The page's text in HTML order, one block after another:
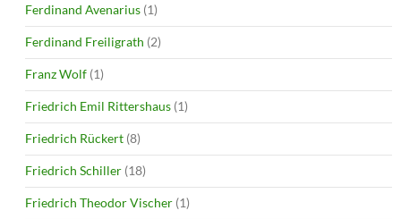
Ferdinand Avenarius (1)
Ferdinand Freiligrath (2)
Franz Wolf (1)
Friedrich Emil Rittershaus (1)
Friedrich Rückert (8)
Friedrich Schiller (18)
Friedrich Theodor Vischer (1)